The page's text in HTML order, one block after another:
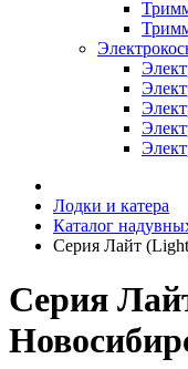
Лодки и катера
Каталог
Серия Лайт
Серия